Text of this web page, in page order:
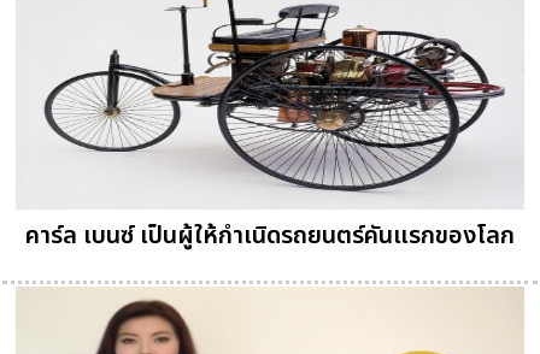
คาร์ล เบนซ์ เป็นผู้ให้กำเนิดรถยนตร์คันแรกของโลก